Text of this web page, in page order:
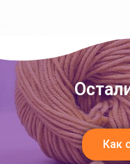
Как